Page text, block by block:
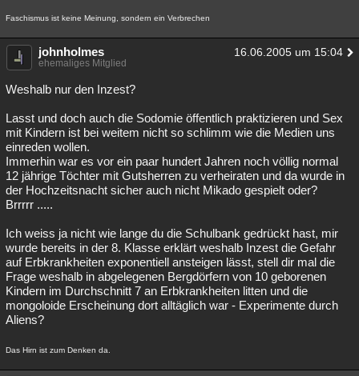
Faschismus ist keine Meinung, sondern ein Verbrechen
johnholmes 16.06.2005 um 15:04
ehemaliges Mitglied
Weshalb nur den Inzest?
Lasst und doch auch die Sodomie öffentlich praktizieren und Sex
mit Kindern ist bei weitem nicht so schlimm wie die Medien uns
einreden wollen.
Immerhin war es vor ein paar hundert Jahren noch völlig normal
12 jährige Töchter mit Gutsherren zu verheiraten und da wurde in
der Hochzeitsnacht sicher auch nicht Mikado gespielt oder?
Brrrrr .....
Ich weiss ja nicht wie lange du die Schulbank gedrückt hast, mir
wurde bereits in der 8. Klasse erklärt weshalb Inzest die Gefahr
auf Erbkrankheiten exponentiell ansteigen lässt, stell dir mal die
Frage weshalb in abgelegenen Bergdörfern von 10 geborenen
Kindern im Durchschnitt 7 an Erbkrankheiten litten und die
mongoloide Erscheinung dort alltäglich war - Experimente durch
Aliens?
Das Hirn ist zum Denken da.